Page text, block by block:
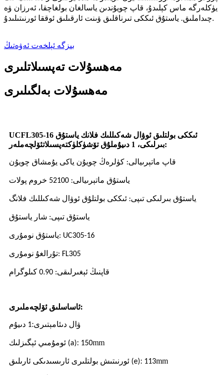
يۈكلەرگە ماس كېلىدۇ، قاپ چويۇندىن ياسالغان بولغاچقا، ئەرزان ۋە
چىداملىق. ياستۇق ئىككى تىرناقلىق ۋىنت ئارقىلىق ئوققا ئورنىتىلىدۇ.
بىزگە ئېلخەت ئەۋەتىڭ
مەھسۇلات تەپسىلاتلىرى
مەھسۇلات بەلگىلىرى
UCFL305-16 ئىككى بولتلىق ئوۋال شەكىللىك فلانك ياستۇق
بىرلىكى، 1 دىيۇملۇق تۆشۈكلۈك
تەپسىلات ئۆلچەملەر:
قاپ ماتېرىيالى: كۈلرەڭ چويۇن ياكى يۇمشاق چويۇن
ياستۇق ماتېرىيالى: 52100 خروم پولات
ياستۇق بىرلىكى تىپى: ئىككى بولتلۇق ئوۋال شەكىللىك فلانگ
ياستۇق تىپى: شار ياستۇق
ياستۇق نومۇرى: UC305-16
تۇرالغۇ نومۇرى: FL305
قاپنىڭ ئېغىرلىقى: 0.90 كىلوگرام
ئاساسلىقئۆلچەملىرى:
ۋال دىئامېتىرى:1 دىيۇم
ئومۇمىي ئېگىزلىك (a): 150mm
ئورنىتىش بولتلىرى ئارىسىدىكى ئارىلىق (e): 113mm